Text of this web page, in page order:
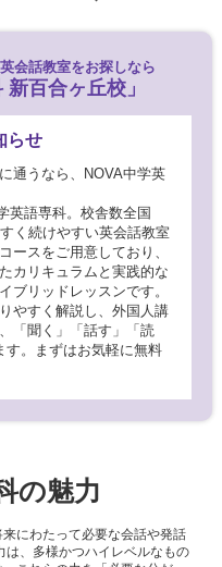
会話教室をお探しなら
新百合ヶ丘校」
らせ
通うなら、NOVA中学英
英語専科。校舎数全国
く続けやすい英会話教室
ースをご用意しており、
カリキュラムと実践的な
ブリッドレッスンです。
やすく解説し、外国人講
「聞く」「話す」「読
す。まずはお気軽に無料
の魅力
にわたって必要な会話や発話
は、多様かつハイレベルなもの